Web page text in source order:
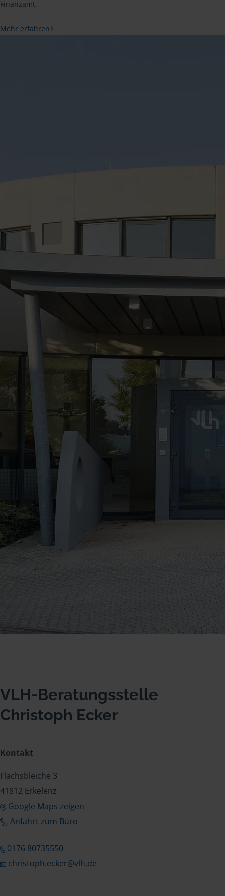
Finanzamt.
Mehr erfahren
VLH-Beratungsstelle
Christoph Ecker
Kontakt
Flachsbleiche 3
41812 Erkelenz
Google Maps zeigen
Anfahrt zum Büro
0176 80735550
christoph.ecker@vlh.de